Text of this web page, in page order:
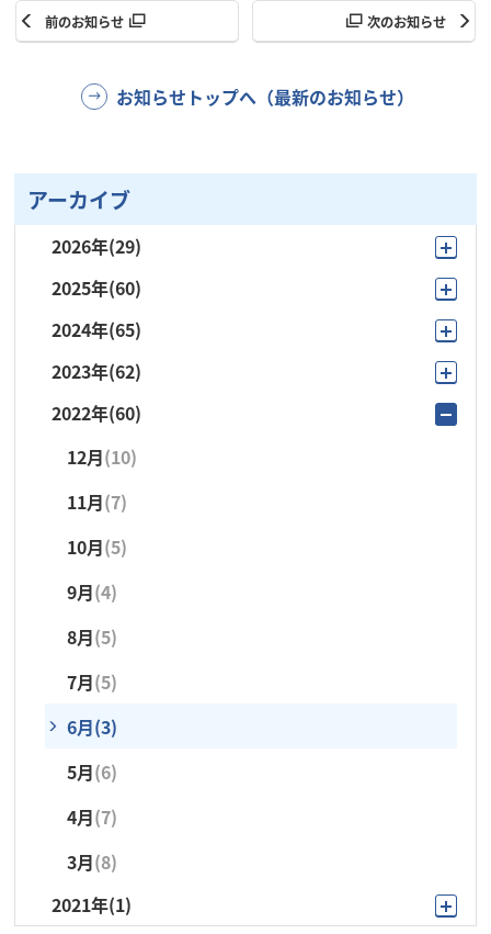
前のお知らせ 次のお知らせ
お知らせトップへ（最新のお知らせ）
アーカイブ
2026年(29)
8月(4)
7月(6)
6月(1)
5月(4)
4月(5)
3月(4)
2月(1)
1月(4)
2025年(60)
12月(4)
11月(3)
10月(9)
9月(15)
8月(3)
7月(6)
6月(3)
5月(4)
4月(3)
3月(5)
2月(1)
1月(4)
2024年(65)
12月(2)
11月(5)
10月(4)
9月(21)
8月(5)
7月(6)
6月(4)
5月(2)
4月(2)
3月(5)
2月(4)
1月(5)
2023年(62)
12月(4)
11月(5)
10月(9)
9月(8)
8月(5)
7月(2)
6月(4)
5月(6)
4月(3)
3月(4)
2月(7)
1月(5)
2022年(60)
12月(10)
11月(7)
10月(5)
9月(4)
8月(5)
7月(5)
6月(3)
5月(6)
4月(7)
3月(8)
2021年(1)